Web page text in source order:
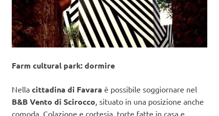
Farm cultural park: dormire
Nella cittadina di Favara è possibile soggiornare nel
B&B Vento di Scirocco , situato in una posizione anche
comoda. Colazione e cortesia, torte fatte in casa e